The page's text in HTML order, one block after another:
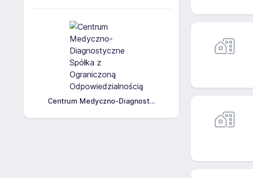
Centrum Medyczno-Diagnost...